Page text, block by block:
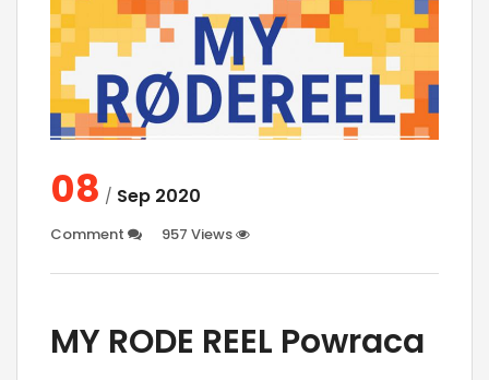
08 / Sep 2020
Comment 957 Views
MY RODE REEL Powraca